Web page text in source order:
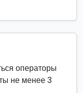
операторы
не менее 3